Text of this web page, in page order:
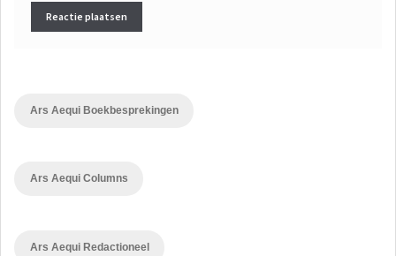
Ars Aequi Boekbesprekingen
Ars Aequi Columns
Ars Aequi Redactioneel